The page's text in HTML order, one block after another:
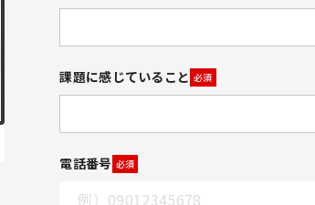
課題に感じていること 必須
電話番号 必須